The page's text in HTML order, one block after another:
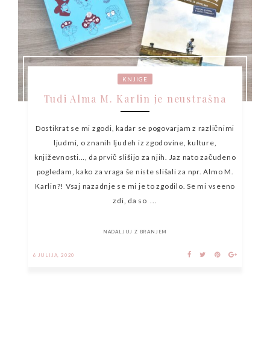
KNJIGE
Tudi Alma M. Karlin je neustrašna
Dostikrat se mi zgodi, kadar se pogovarjam z različnimi
ljudmi, o znanih ljudeh iz zgodovine, kulture,
književnosti…, da prvič slišijo za njih. Jaz nato začudeno
pogledam, kako za vraga še niste slišali za npr. Almo M.
Karlin?! Vsaj nazadnje se mi je to zgodilo. Se mi vseeno
zdi, da so ...
NADALJUJ Z BRANJEM
6 JULIJA, 2020